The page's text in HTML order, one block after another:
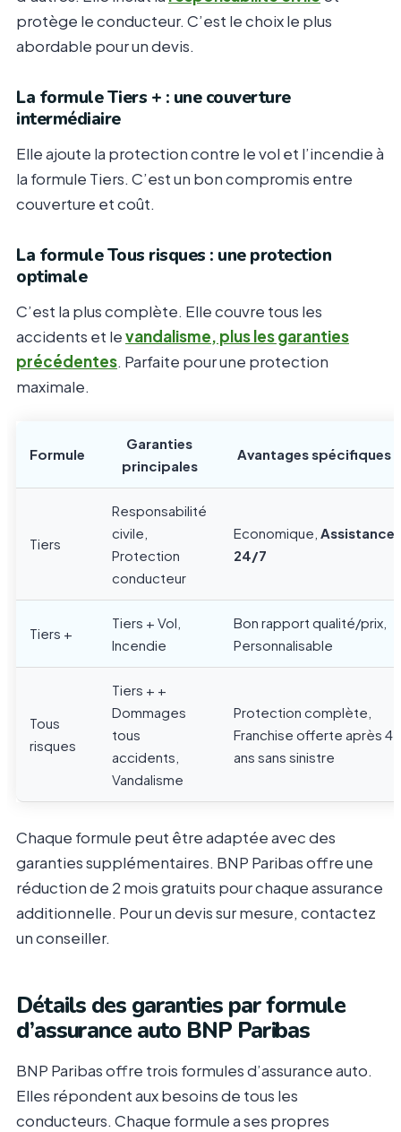
protège le conducteur. C’est le choix le plus
abordable pour un devis.
La formule Tiers + : une couverture
intermédiaire
Elle ajoute la protection contre le vol et l’incendie à
la formule Tiers. C’est un bon compromis entre
couverture et coût.
La formule Tous risques : une protection
optimale
C’est la plus complète. Elle couvre tous les
accidents et levandalisme, plus les garanties
précédentes. Parfaite pour une protection
maximale.
Formule
Garanties
principales
Avantages spécifiques
Tiers
Responsabilité
civile,
Protection
conducteur
Economique, Assistance
24/7
Tiers +
Tiers + Vol,
Incendie
Bon rapport qualité/prix,
Personnalisable
Tous
risques
Tiers + +
Dommages
tous
accidents,
Vandalisme
Protection complète,
Franchise offerte après 4
ans sans sinistre
Chaque formule peut être adaptée avec des
garanties supplémentaires. BNP Paribas offre une
réduction de 2 mois gratuits pour chaque assurance
additionnelle. Pour un devis sur mesure, contactez
un conseiller.
Détails des garanties par formule
d’assurance auto BNP Paribas
BNP Paribas offre trois formules d’assurance auto.
Elles répondent aux besoins de tous les
conducteurs. Chaque formule a ses propres